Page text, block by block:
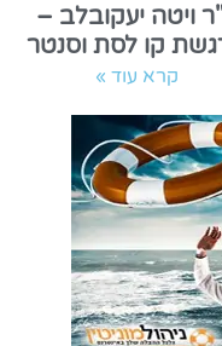
ויטה יעקובלב –
קו לסת וסנטר
קרא עוד »